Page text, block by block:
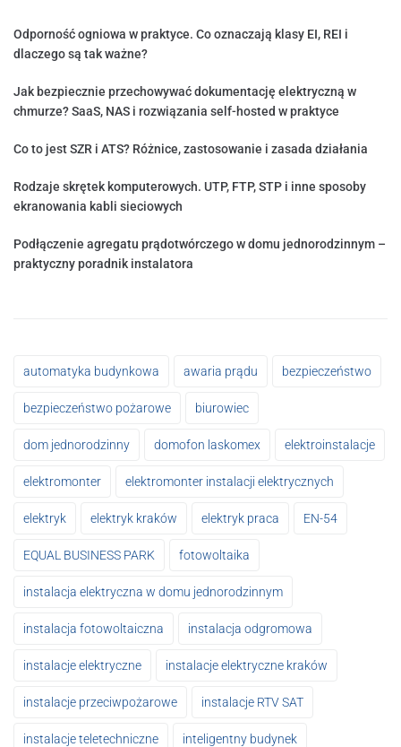
Odporność ogniowa w praktyce. Co oznaczają klasy EI, REI i
dlaczego są tak ważne?
Jak bezpiecznie przechowywać dokumentację elektryczną w
chmurze? SaaS, NAS i rozwiązania self-hosted w praktyce
Co to jest SZR i ATS? Różnice, zastosowanie i zasada działania
Rodzaje skrętek komputerowych. UTP, FTP, STP i inne sposoby
ekranowania kabli sieciowych
Podłączenie agregatu prądotwórczego w domu jednorodzinnym –
praktyczny poradnik instalatora
automatyka budynkowa awaria prądu bezpieczeństwo
bezpieczeństwo pożarowe biurowiec
dom jednorodzinny domofon laskomex elektroinstalacje
elektromonter elektromonter instalacji elektrycznych
elektryk elektryk kraków elektryk praca EN-54
EQUAL BUSINESS PARK fotowoltaika
instalacja elektryczna w domu jednorodzinnym
instalacja fotowoltaiczna instalacja odgromowa
instalacje elektryczne instalacje elektryczne kraków
instalacje przeciwpożarowe instalacje RTV SAT
instalacje teletechniczne inteligentny budynek